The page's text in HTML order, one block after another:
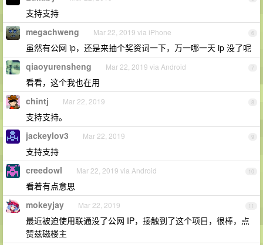
支持支持
6
megachweng Mar 22, 2019 via iPhone
虽然有公网 ip，还是来抽个奖资词一下，万一哪一天 ip 没了呢
7
qiaoyurensheng Mar 22, 2019 via Android
看看，这个我也在用
8
chintj Mar 22, 2019
支持支持。
9
jackeylov3 Mar 22, 2019
支持支持
10
creedowl Mar 22, 2019 via Android
看着有点意思
11
mokeyjay Mar 22, 2019
最近被迫使用联通没了公网 IP，接触到了这个项目，很棒，点
赞兹磁楼主